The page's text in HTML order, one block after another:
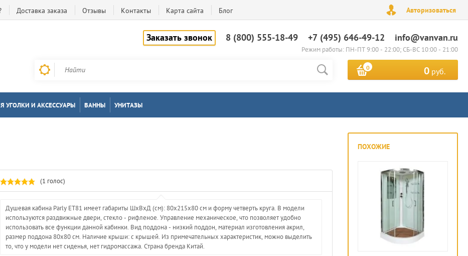
Доставка заказа Отзывы Контакты Карта сайта Блог Авторизоваться
Заказать звонок 8 (800) 555-18-49 +7 (495) 646-49-12 info@vanvan.ru
Режим работы: ПН-ПТ 9:00 - 22:00; СБ-ВС 10:00 - 21:00
0 0 руб.
УГОЛКИ И АКСЕССУАРЫ ВАННЫ УНИТАЗЫ
ПОХОЖИЕ
(1 голос)
Душевая кабина Parly ET81 имеет габариты ШхВхД (см): 80x215x80 см и форму четверть круга. В модели
используются раздвижные двери, стекло - рифленое. Управление механическое, что позволяет удобно
использовать все функции данной кабинки. Вид поддона - низкий поддон, материал изготовления акрил,
размер поддона 80х80 см. Наличие крыши: с крышей. Из примечательных характеристик, можно выделить
то, что у модели нет сиденья, нет гидромассажа. Страна бренда Китай.